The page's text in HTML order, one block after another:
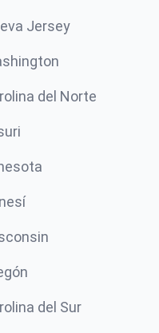
Jersey
del Norte
del Sur